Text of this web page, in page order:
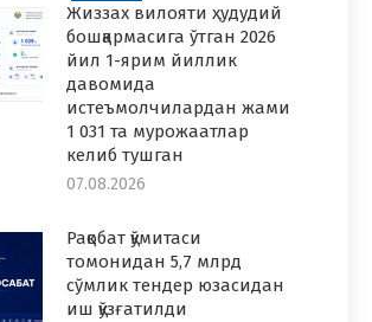
Жиззах вилояти ҳудудий
бошқармасига ўтган 2026
йил 1-ярим йиллик
давомида
истеъмолчилардан жами
1 031 та мурожаатлар
келиб тушган
07.08.2026
Рақобат қўмитаси
томонидан 5,7 млрд
сўмлик тендер юзасидан
иш қўзғатилди